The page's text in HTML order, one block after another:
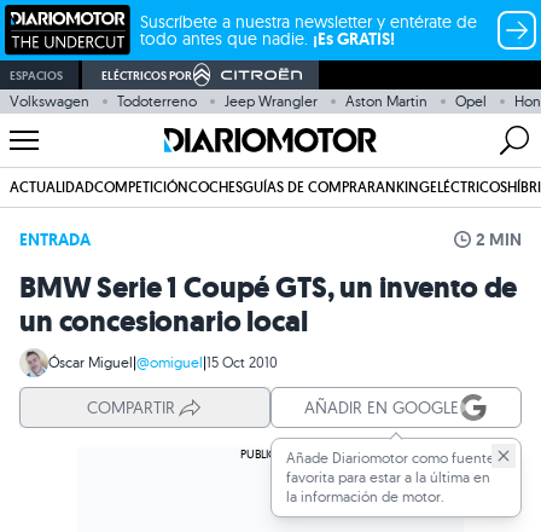
Suscríbete a nuestra newsletter y entérate de
todo antes que nadie. ¡Es GRATIS!
ESPACIOS ELÉCTRICOS POR
Volkswagen Todoterreno Jeep Wrangler Aston Martin Opel
ACTUALIDADCOMPETICIÓNCOCHESGUÍAS DE COMPRARANKINGELÉCTRICOS
ENTRADA 2 MIN
BMW Serie 1 Coupé GTS, un invento de
un concesionario local
Óscar Miguel|@omiguel|15 Oct 2010
COMPARTIR AÑADIR EN GOOGLE
Añade Diariomotor como fuente
favorita para estar a la última en
la información de motor.